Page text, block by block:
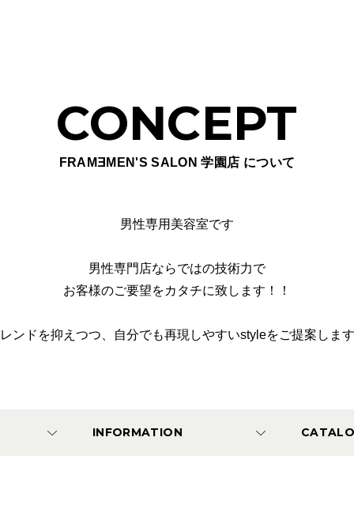
CONCEPT
FRAME MEN'S SALON 学園店 について
男性専用美容室です
男性専門店ならではの技術力で
お客様のご要望をカタチに致します！！
ンドを抑えつつ、自分でも再現しやすいstyleをご提案しま
INFORMATION